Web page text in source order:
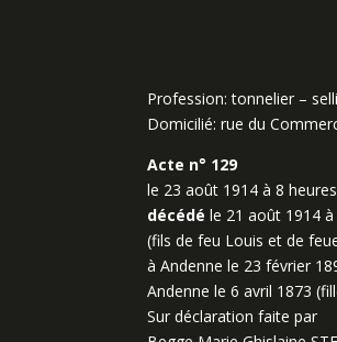
Profession: tonnelier –
Domicilié: rue du
Acte n° 129
le 23 août 1914 à 8
décédé le 21 août 1914
(fils de feu Louis et de
à Andenne le 23 février
Andenne le 6 avril 1873
Sur déclaration faite par